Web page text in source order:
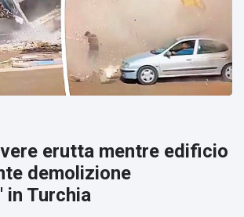
erutta mentre edificio
demolizione
in Turchia